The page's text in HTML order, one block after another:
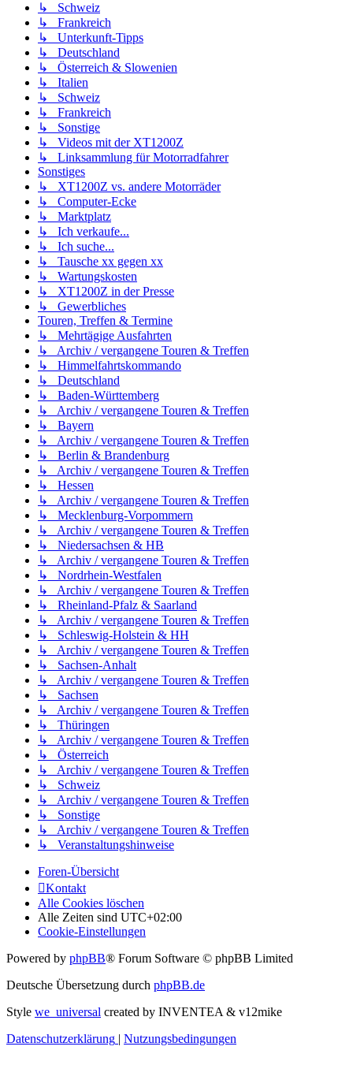
↳ Schweiz
↳ Frankreich
↳ Unterkunft-Tipps
↳ Deutschland
↳ Österreich & Slowenien
↳ Italien
↳ Schweiz
↳ Frankreich
↳ Sonstige
↳ Videos mit der XT1200Z
↳ Linksammlung für Motorradfahrer
Sonstiges
↳ XT1200Z vs. andere Motorräder
↳ Computer-Ecke
↳ Marktplatz
↳ Ich verkaufe...
↳ Ich suche...
↳ Tausche xx gegen xx
↳ Wartungskosten
↳ XT1200Z in der Presse
↳ Gewerbliches
Touren, Treffen & Termine
↳ Mehrtägige Ausfahrten
↳ Archiv / vergangene Touren & Treffen
↳ Himmelfahrtskommando
↳ Deutschland
↳ Baden-Württemberg
↳ Archiv / vergangene Touren & Treffen
↳ Bayern
↳ Archiv / vergangene Touren & Treffen
↳ Berlin & Brandenburg
↳ Archiv / vergangene Touren & Treffen
↳ Hessen
↳ Archiv / vergangene Touren & Treffen
↳ Mecklenburg-Vorpommern
↳ Archiv / vergangene Touren & Treffen
↳ Niedersachsen & HB
↳ Archiv / vergangene Touren & Treffen
↳ Nordrhein-Westfalen
↳ Archiv / vergangene Touren & Treffen
↳ Rheinland-Pfalz & Saarland
↳ Archiv / vergangene Touren & Treffen
↳ Schleswig-Holstein & HH
↳ Archiv / vergangene Touren & Treffen
↳ Sachsen-Anhalt
↳ Archiv / vergangene Touren & Treffen
↳ Sachsen
↳ Archiv / vergangene Touren & Treffen
↳ Thüringen
↳ Archiv / vergangene Touren & Treffen
↳ Österreich
↳ Archiv / vergangene Touren & Treffen
↳ Schweiz
↳ Archiv / vergangene Touren & Treffen
↳ Sonstige
↳ Archiv / vergangene Touren & Treffen
↳ Veranstaltungshinweise
Foren-Übersicht
Kontakt
Alle Cookies löschen
Alle Zeiten sind UTC+02:00
Cookie-Einstellungen
Powered by phpBB® Forum Software © phpBB Limited
Deutsche Übersetzung durch phpBB.de
Style we_universal created by INVENTEA & v12mike
Datenschutzerklärung | Nutzungsbedingungen